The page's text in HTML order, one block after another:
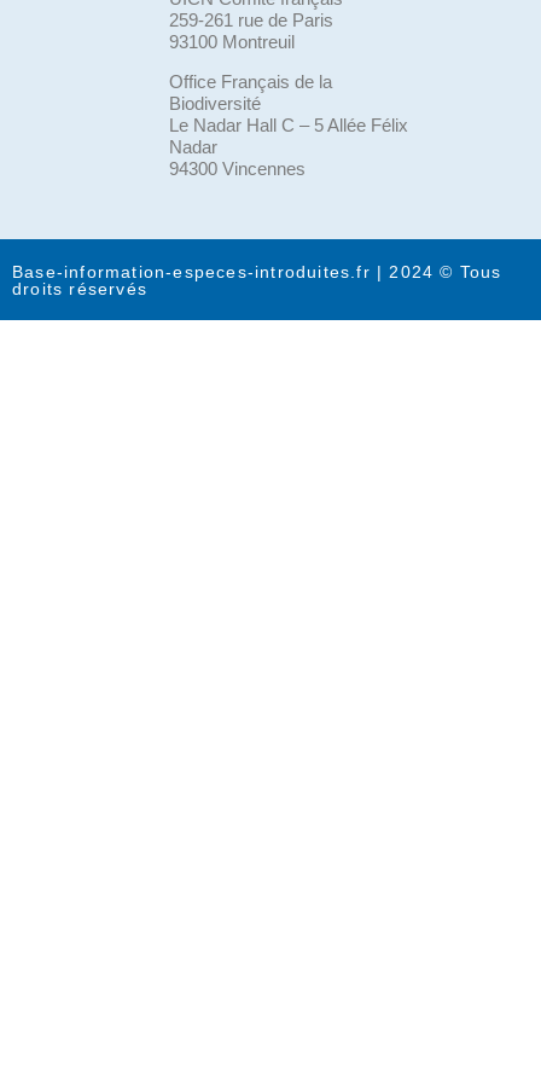
259-261 rue de Paris
93100 Montreuil
Office Français de la
Biodiversité
Le Nadar Hall C – 5 Allée Félix
Nadar
94300 Vincennes
Base-information-especes-introduites.fr | 2024 © Tous
droits réservés